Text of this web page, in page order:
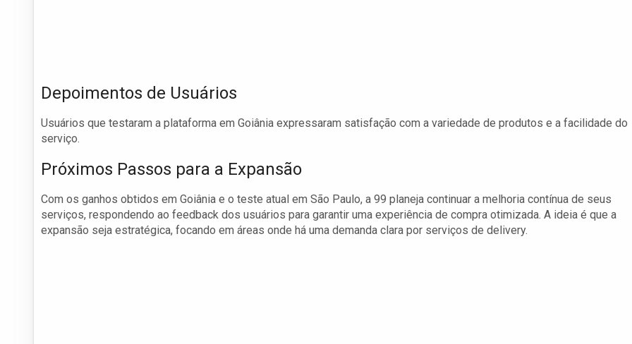
Depoimentos de Usuários
Usuários que testaram a plataforma em Goiânia expressaram satisfação com a variedade de produtos e a facilidade do
serviço.
Próximos Passos para a Expansão
Com os ganhos obtidos em Goiânia e o teste atual em São Paulo, a 99 planeja continuar a melhoria contínua de seus
serviços, respondendo ao feedback dos usuários para garantir uma experiência de compra otimizada. A ideia é que a
expansão seja estratégica, focando em áreas onde há uma demanda clara por serviços de delivery.